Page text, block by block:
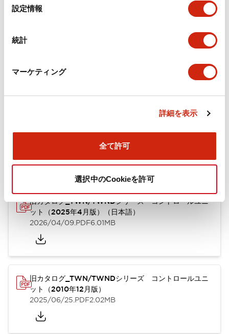
設定情報
統計
マーケティング
詳細を表示
全て許可
選択中のCookieを許可
機能仕様
機械的仕様
カタログ CAD 規格・認証 技術文書
旧カタログ_TWN/TWNDシリーズ コントロールユニ
ット（2025年4月版）（日本語）
2026/04/09.PDF6.01MB
旧カタログ_TWN/TWNDシリーズ コントロールユニ
ット（2010年12月版）
2025/06/25.PDF2.02MB